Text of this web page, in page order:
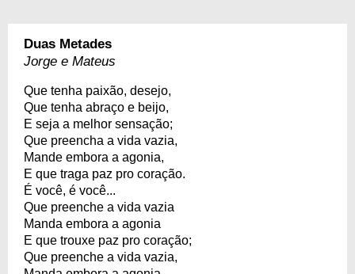
Duas Metades
Jorge e Mateus
Que tenha paixão, desejo,
Que tenha abraço e beijo,
E seja a melhor sensação;
Que preencha a vida vazia,
Mande embora a agonia,
E que traga paz pro coração.
É você, é você...
Que preenche a vida vazia
Manda embora a agonia
E que trouxe paz pro coração;
Que preenche a vida vazia,